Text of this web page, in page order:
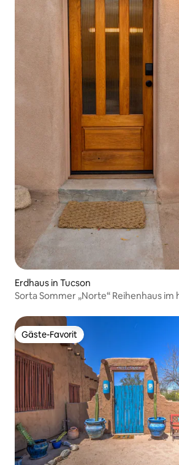
Erdhaus in Tucson
Sorta Sommer „Norte“ Reihenhaus im
Gäste-Favorit
Gäste-Favorit